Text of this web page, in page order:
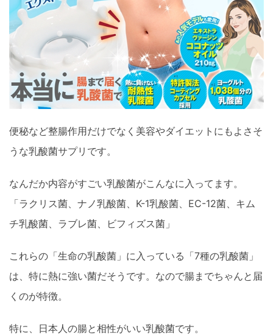
便秘など整腸作用だけでなく美容やダイエットにもよさそ
うな乳酸菌サプリです。
なんだか内容がすごい乳酸菌がこんなに入ってます。
「ラクリス菌、ナノ乳酸菌、K-1乳酸菌、EC-12菌、キム
チ乳酸菌、ラブレ菌、ビフィズス菌」
これらの「生命の乳酸菌」に入っている「7種の乳酸菌」
は、特に熱に強い菌だそうです。なので腸までちゃんと届
くのが特徴。
特に、日本人の腸と相性がいい乳酸菌です。